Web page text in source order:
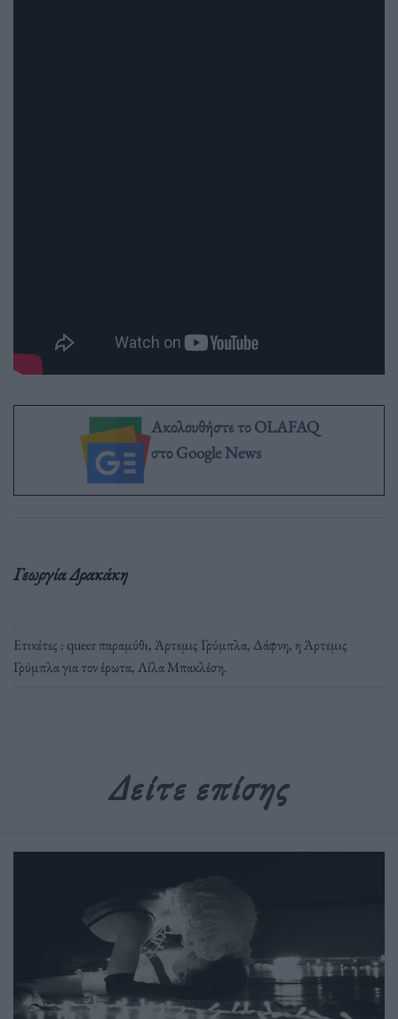
Ακολουθήστε το OLAFAQ
στο Google News
Γεωργία Δρακάκη
Ετικέτες :queer παραμύθι,Άρτεμις Γρύμπλα, Δάφνη,η Άρτεμις
Γρύμπλα για τον έρωτα,Λίλα Μπακλέση.
Δείτε επίσης